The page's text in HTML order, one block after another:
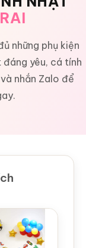
những phụ kiện
yêu, cá tính
nhắn Zalo để